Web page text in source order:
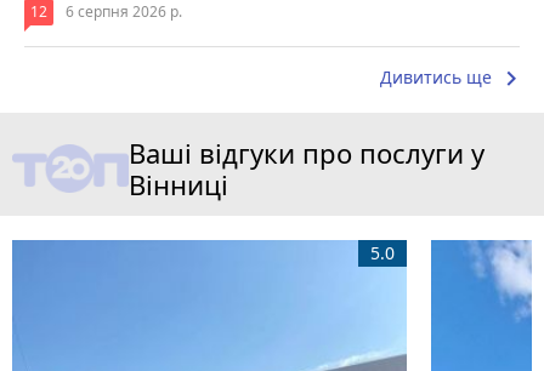
12 6 серпня 2026 р.
Дивитись ще keyboard_arrow_right
Ваші відгуки про послуги у
Вінниці
5.0